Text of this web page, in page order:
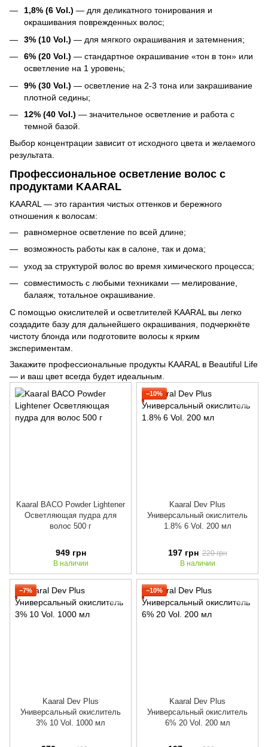
1,8% (6 Vol.) — для деликатного тонирования и
окрашивания поврежденных волос;
3% (10 Vol.) — для мягкого окрашивания и затемнения;
6% (20 Vol.) — стандартное окрашивание «тон в тон» или
осветление на 1 уровень;
9% (30 Vol.) — осветление на 2-3 тона или закрашивание
плотной седины;
12% (40 Vol.) — значительное осветление и работа с
темной базой.
Выбор концентрации зависит от исходного цвета и желаемого
результата.
Профессиональное осветление волос с
продуктами KAARAL
KAARAL — это гарантия чистых оттенков и бережного
отношения к волосам:
равномерное осветление по всей длине;
возможность работы как в салоне, так и дома;
уход за структурой волос во время химического процесса;
совместимость с любыми техниками — мелирование,
балаяж, тотальное окрашивание.
С помощью окислителей и осветлителей KAARAL вы легко
создадите базу для дальнейшего окрашивания, подчеркнёте
чистоту блонда или подготовите волосы к ярким
экспериментам.
Закажите профессиональные продукты KAARAL в Beautiful Life
— и ваш цвет всегда будет идеальным.
Kaaral BACO Powder Lightener
Осветляющая пудра для
волос 500 г
949 грн
В наличии
−10%
Kaaral Dev Plus
Универсальный окислитель
1.8% 6 Vol. 200 мл
197 грн 220 грн
В наличии
−7%
Kaaral Dev Plus
Универсальный окислитель
3% 10 Vol. 1000 мл
−10%
Kaaral Dev Plus
Универсальный окислитель
6% 20 Vol. 200 мл